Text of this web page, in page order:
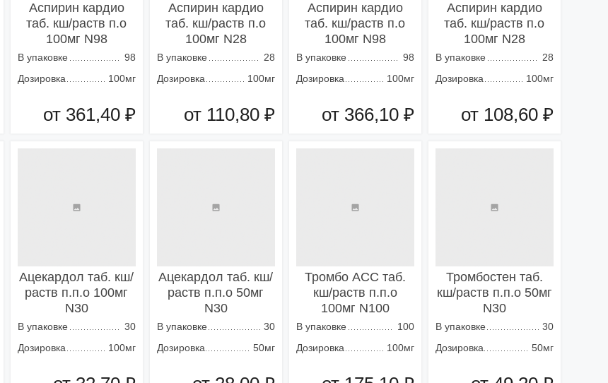
Аспирин кардио
таб. кш/раств п.о
100мг N98
В упаковке
98
Дозировка
100мг
от 361,40 ₽
Аспирин кардио
таб. кш/раств п.о
100мг N28
В упаковке
28
Дозировка
100мг
от 110,80 ₽
Аспирин кардио
таб. кш/раств п.о
100мг N98
В упаковке
98
Дозировка
100мг
от 366,10 ₽
Аспирин кардио
таб. кш/раств п.о
100мг N28
В упаковке
28
Дозировка
100мг
от 108,60 ₽
Ацекардол таб. кш/
раств п.п.о 100мг
N30
В упаковке
30
Дозировка
100мг
Ацекардол таб. кш/
раств п.п.о 50мг
N30
В упаковке
30
Дозировка
50мг
Тромбо АСС таб.
кш/раств п.п.о
100мг N100
В упаковке
100
Дозировка
100мг
Тромбостен таб.
кш/раств п.п.о 50мг
N30
В упаковке
30
Дозировка
50мг